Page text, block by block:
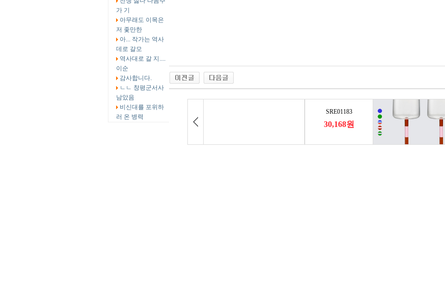
가 기
아무래도 이목은
저 좇만한
아... 작가는 역사
데로 갈모
역사대로 갈 지....
이순
감사합니다.
ㄴㄴ 창평군서사
남았음
비신대를 포위하
러 온 병력